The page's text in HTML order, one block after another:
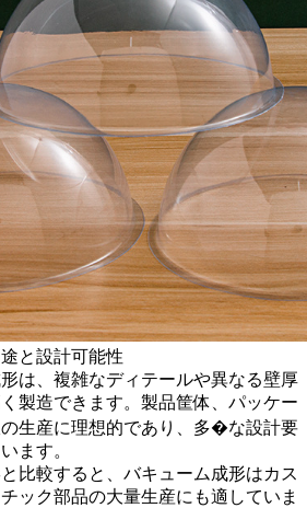
と設計可能性
は、複雑なディテールや異なる壁厚
製造できます。製品筐体、パッケー
生産に理想的であり、多�な設計要
ます。
比較すると、バキューム成形はカス
ック部品の大量生産にも適していま